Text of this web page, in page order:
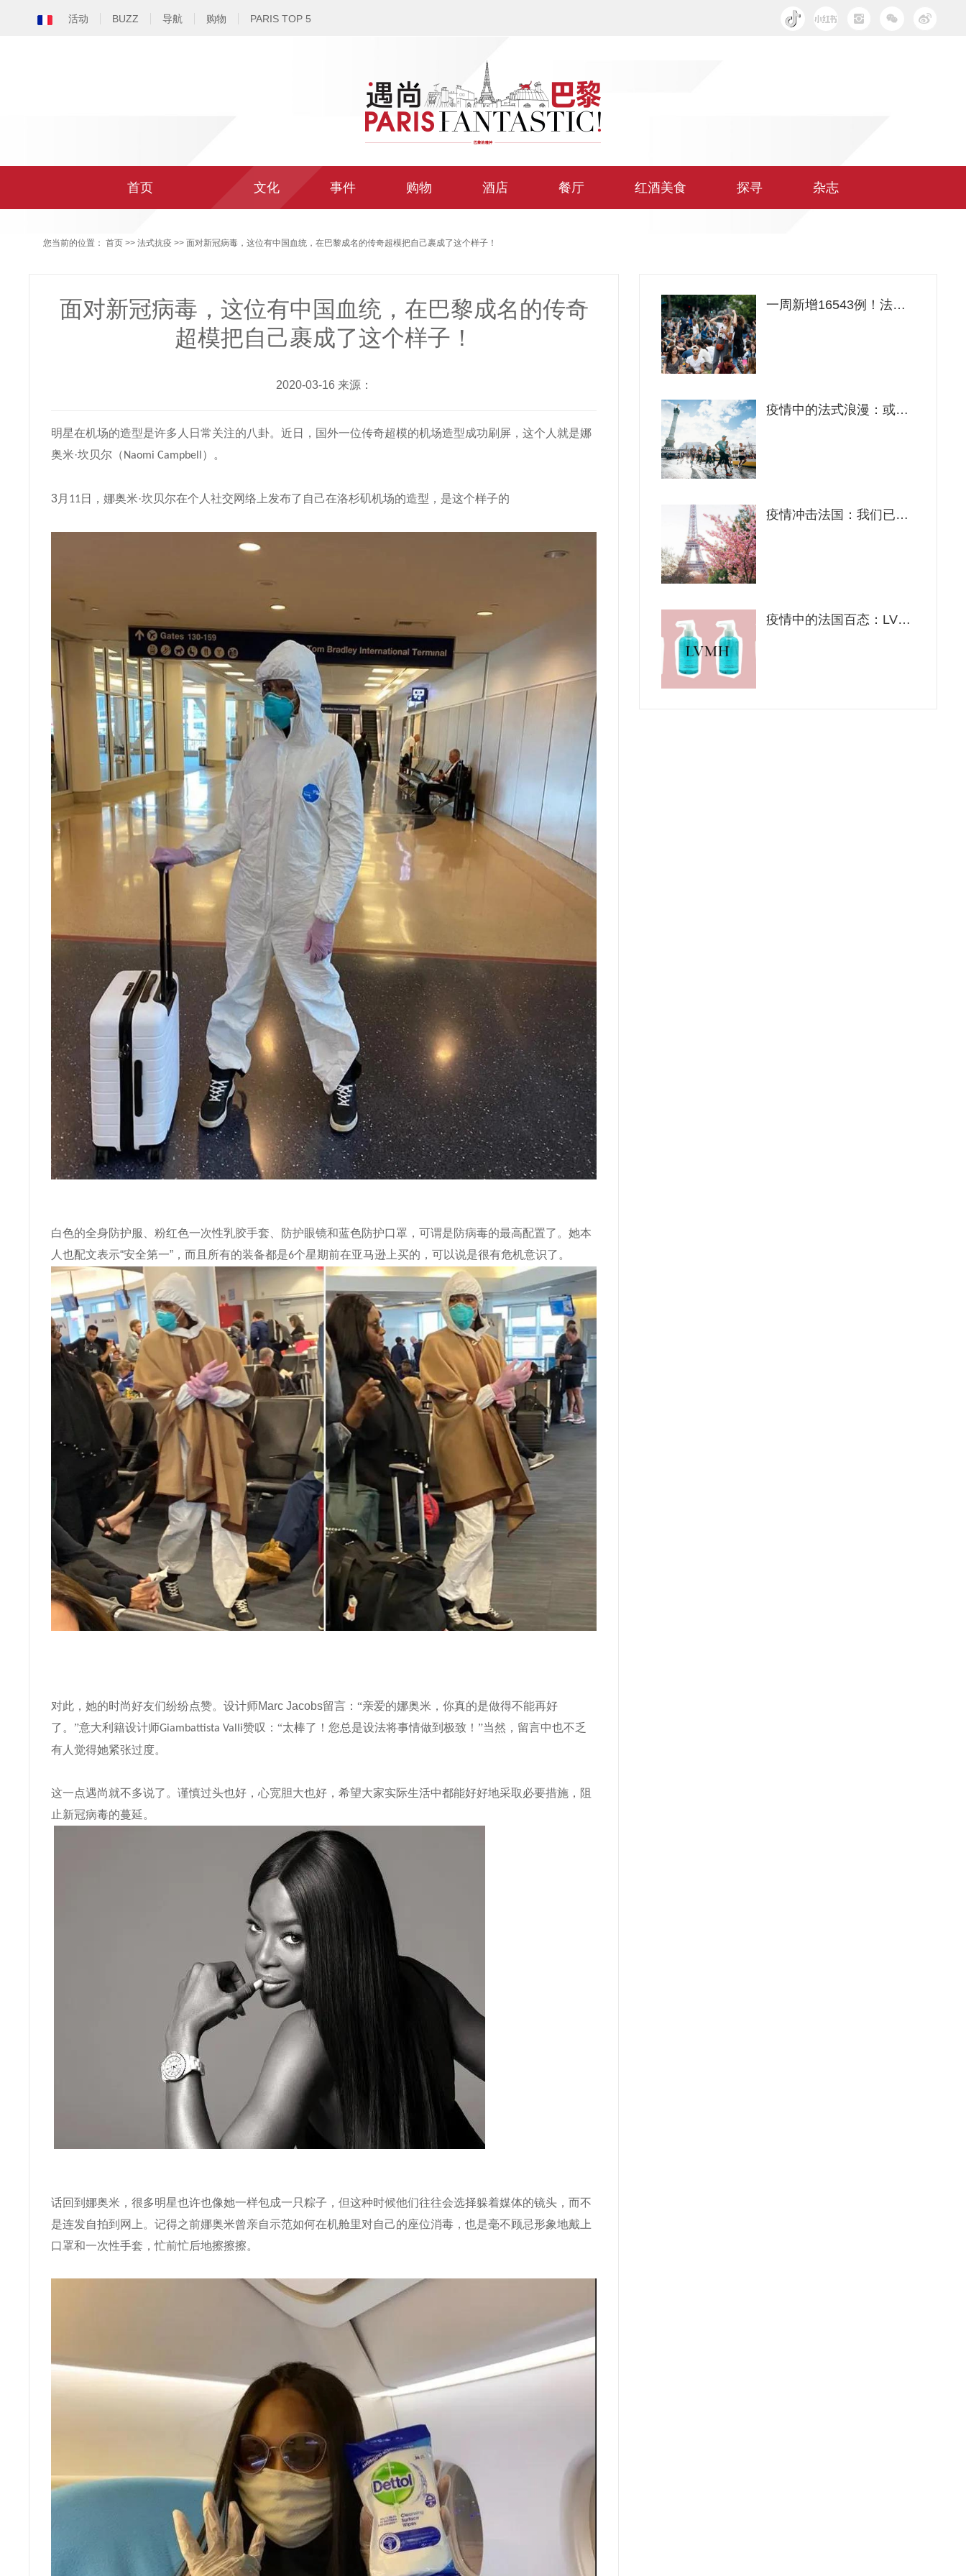
活动 BUZZ 导航 购物 PARIS TOP 5
首页 文化 事件 购物 酒店 餐厅 红酒美食 探寻 杂志
您当前的位置：首页 >>法式抗疫 >> 面对新冠病毒，这位有中国血统，在巴黎成名的传奇超模把自己裹成了这个样子！
面对新冠病毒，这位有中国血统，在巴黎成名的传奇
超模把自己裹成了这个样子！
2020-03-16 来源：
明星在机场的造型是许多人日常关注的八卦。近日，国外一位传奇超模的机场造型成功刷屏，这个人就是娜
奥米·坎贝尔（Naomi Campbell）。
3月 11日，娜奥米·坎贝尔在个人社交网络上发布了自己在洛杉矶机场的造型，是这个样子的
白色的全身防护服、粉红色一次性乳胶手套、防护眼镜和蓝色防护口罩，可谓是防病毒的最高配置了。她本
人也配文表示“安全第一”，而且所有的装备都是6个星期前在亚马逊上买的，可以说是很有危机意识了。
对此，她的时尚好友们纷纷点赞。设计师Marc Jacobs留言：“亲爱的娜奥米，你真的是做得不能再好
了。”意大利籍设计师Giambattista Valli赞叹：“太棒了！您总是设法将事情做到极致！”当然，留言中也不乏
有人觉得她紧张过度。
这一点遇尚就不多说了。谨慎过头也好，心宽胆大也好，希望大家实际生活中都能好好地采取必要措施，阻
止新冠病毒的蔓延。
话回到娜奥米，很多明星也许也像她一样包成一只粽子，但这种时候他们往往会选择躲着媒体的镜头，而不
是连发自拍到网上。记得之前娜奥米曾亲自示范如何在机舱里对自己的座位消毒，也是毫不顾忌形象地戴上
口罩和一次性手套，忙前忙后地擦擦擦。
一周新增16543例！法式魔幻抗疫让人想“自闭”……
疫情中的法式浪漫：或可因流行病而死，但不愿无聊至死！
疫情冲击法国：我们已经错过的，我们即将错过的……
疫情中的法国百态：LV捐款，免费生产洗手液，香槟酒庄儿子却向中国要赔偿？